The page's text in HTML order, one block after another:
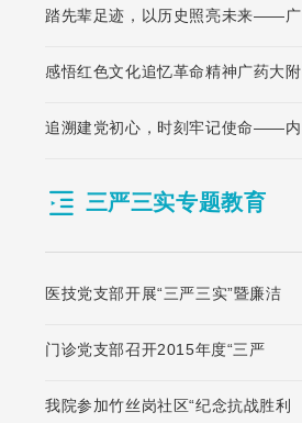
踏先辈足迹，以历史照亮未来——广
感悟红色文化追忆革命精神广药大附
追溯建党初心，时刻牢记使命——内
三严三实专题教育
医技党支部开展“三严三实”暨廉洁
门诊党支部召开2015年度“三严
我院参加竹丝岗社区“纪念抗战胜利